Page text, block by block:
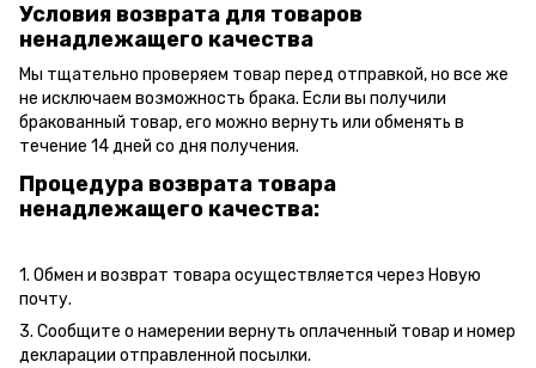
Условия возврата для товаров
ненадлежащего качества
Мы тщательно проверяем товар перед отправкой, но все же
не исключаем возможность брака. Если вы получили
бракованный товар, его можно вернуть или обменять в
течение 14 дней со дня получения.
Процедура возврата товара
ненадлежащего качества:
1. Обмен и возврат товара осуществляется через Новую
почту.
3. Сообщите о намерении вернуть оплаченный товар и номер
декларации отправленной посылки.